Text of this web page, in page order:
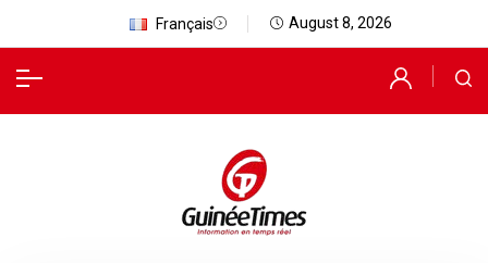
Français August 8, 2026